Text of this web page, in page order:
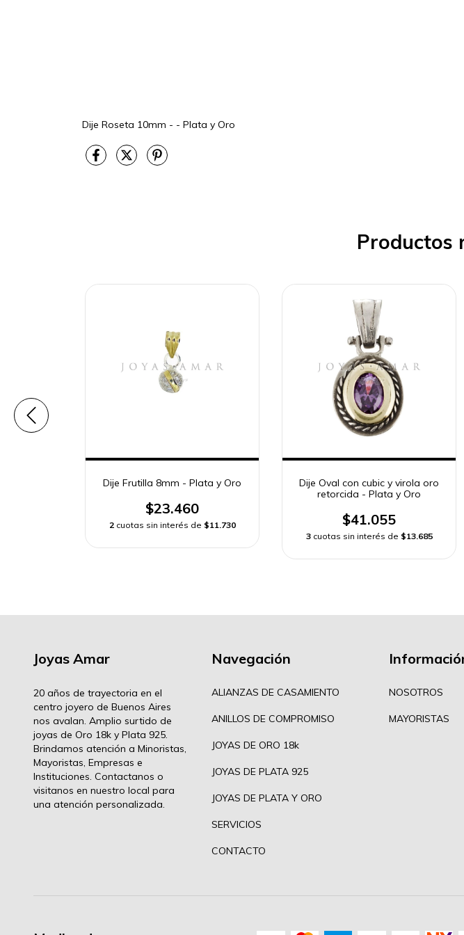
Dije Roseta 10mm - - Plata y Oro
Productos
Dije Frutilla 8mm - Plata y Oro
$23.460
2 cuotas sin interés de $11.730
Dije Oval con cubic y virola oro
retorcida - Plata y Oro
$41.055
3 cuotas sin interés de $13.685
Joyas Amar
20 años de trayectoria en el
centro joyero de Buenos Aires
nos avalan. Amplio surtido de
joyas de Oro 18k y Plata 925.
Brindamos atención a Minoristas,
Mayoristas, Empresas e
Instituciones. Contactanos o
visitanos en nuestro local para
una atención personalizada.
Navegación
ALIANZAS DE CASAMIENTO
ANILLOS DE COMPROMISO
JOYAS DE ORO 18k
JOYAS DE PLATA 925
JOYAS DE PLATA Y ORO
SERVICIOS
CONTACTO
NOSOTROS
MAYORISTAS